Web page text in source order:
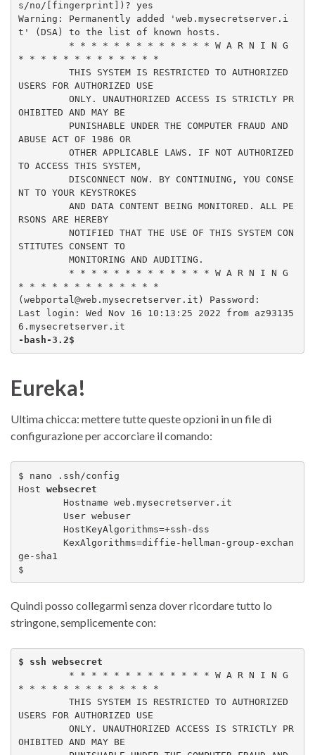
s/no/[fingerprint])? yes
Warning: Permanently added 'web.mysecretserver.i
t' (DSA) to the list of known hosts.
* * * * * * * * * * * * *
USERS FOR AUTHORIZED USE
OHIBITED AND MAY BE
ABUSE ACT OF 1986 OR
TO ACCESS THIS SYSTEM,
NT TO YOUR KEYSTROKES
RSONS ARE HEREBY
STITUTES CONSENT TO
* * * * * * * * * * * * *
(webportal@web.mysecretserver.it) Password:
Last login: Wed Nov 16 10:13:25 2022 from az93135
-bash-3.2$
Eureka!
Ultima chicca: mettere tutte queste opzioni in un file di
configurazione per accorciare il comando:
$ nano .ssh/config
Host websecret
ge-sha1
$
Quindi posso collegarmi senza dover ricordare tutto lo
stringone, semplicemente con:
$ ssh websecret
* * * * * * * * * * * * *
USERS FOR AUTHORIZED USE
OHIBITED AND MAY BE